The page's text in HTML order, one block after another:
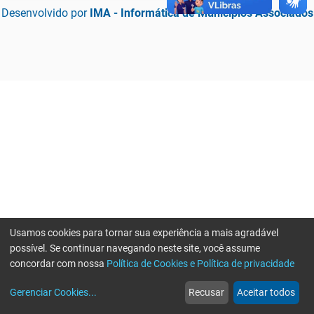
Desenvolvido por IMA - Informática de Municípios Associados
web
Notícias
more_horiz
Mais
Usamos cookies para tornar sua experiência a mais agradável
possível. Se continuar navegando neste site, você assume
concordar com nossa Política de Cookies e Política de privacidade
Gerenciar Cookies... Recusar Aceitar todos
Erro ao enviar informações, por favor tente novamente